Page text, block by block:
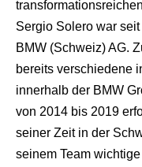
Sergio Solero war
BMW (Schweiz) AG.
bereits verschiedene
innerhalb der BMW
von 2014 bis 2019
seiner Zeit in der
seinem Team